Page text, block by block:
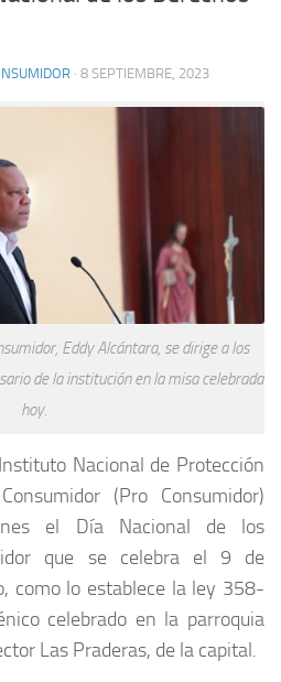
· 8 SEPTIEMBRE, 2023
Eddy Alcántara, se dirige a los
de la institución en la misa celebrada
hoy.
Nacional de Protección
(Pro Consumidor)
el Día Nacional de los
que se celebra el 9 de
como lo establece la ley 358-
celebrado en la parroquia
Las Praderas, de la capital.